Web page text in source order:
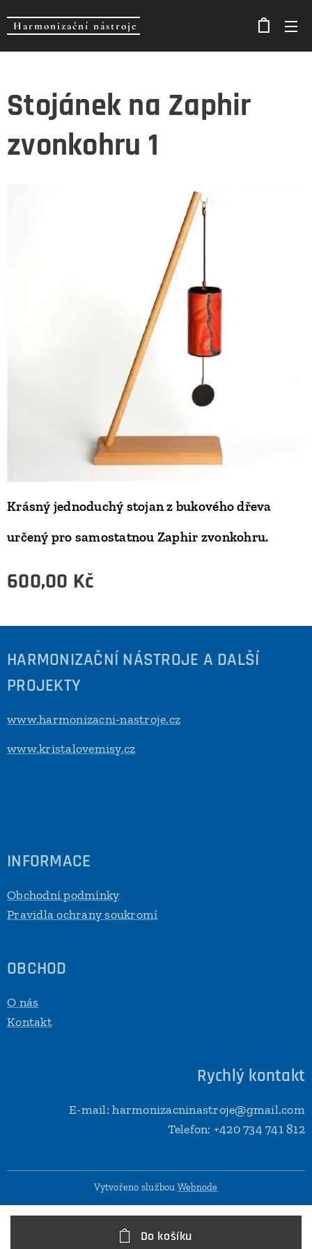
Harmonizační nástroje
Stojánek na Zaphir
zvonkohru 1
Krásný jednoduchý stojan z bukového dřeva
určený pro samostatnou Zaphir zvonkohru.
600,00 Kč
Do košíku
HARMONIZAČNÍ NÁSTROJE A DALŠÍ
PROJEKTY
www.harmonizacni-nastroje.cz
www.kristalovemisy.cz
INFORMACE
Obchodní podmínky
Pravidla ochrany soukromí
OBCHOD
O nás
Kontakt
Rychlý kontakt
E-mail: harmonizacninastroje@gmail.com
Telefon: +420 734 741 812
Vytvořeno službou Webnode